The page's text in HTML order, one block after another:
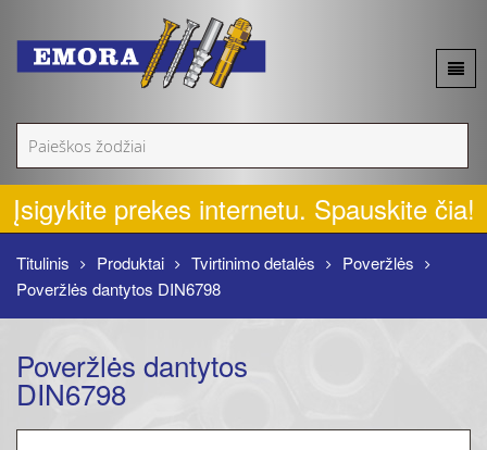
Apie mus
Akcijos
Naujienos
Produktai
Kontaktai
Įsigykite prekes internetu. Spauskite čia!
Titulinis Produktai Tvirtinimo detalės
Poveržlės
Poveržlės dantytos DIN6798
Poveržlės dantytos
DIN6798